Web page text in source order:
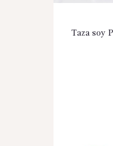
Taza soy